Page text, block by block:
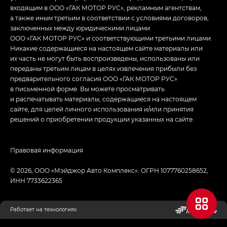
входящим в ООО «ГАК МОТОР РУС», рекламным агентствам,
а также иным третьим в соответствии с условиями договоров,
заключенных между юридическими лицами
ООО «ГАК МОТОР РУС» и соответствующими третьими лицами.
Никакие содержащиеся на настоящем сайте материалы или
их часть не могут быть воспроизведены, использованы или
переданы третьим лицам в целях извлечения прибыли без
предварительного согласия ООО «ГАК МОТОР РУС»
в письменной форме. Вы можете просматривать
и распечатывать материалы, содержащиеся на настоящем
сайте, для целей личного использования и/или принятия
решений о приобретении продукции указанных на сайте.
© 2026, ООО «Мэйджор Авто Комплекс». ОГРН 1077760258652,
ИНН 7733622365
Правовая информация
Работает на технологиях